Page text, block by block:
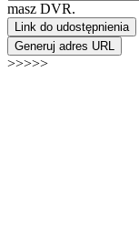
masz DVR.
Link do udostępnienia
Generuj adres URL
>>>>>